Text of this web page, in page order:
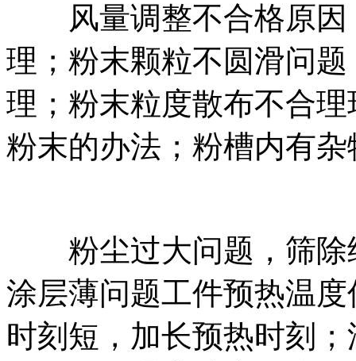
风量调整不合格原因
理；粉末颗粒不圆滑问
理；粉末粒度散布不合
粉末的办法；粉槽内有
粉尘过大问题，筛除
涂层薄问题工件预热温
时刻短，加长预热时刻